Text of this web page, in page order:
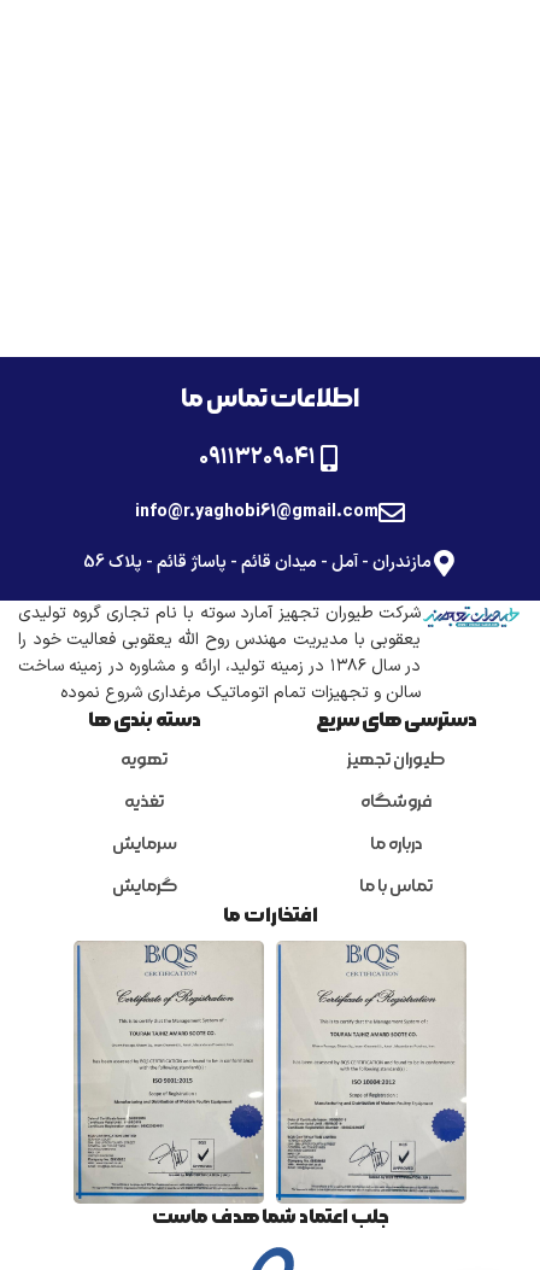
اطلاعات تماس ما
۰۹۱۱۳۲۰۹۰۴۱
info@r.yaghobi61@gmail.com
مازندران - آمل - میدان قائم - پاساژ قائم - پلاک 56
شرکت طیوران تجهیز آمارد سوته با نام تجاری گروه تولیدی
یعقوبی با مدیریت مهندس روح الله یعقوبی فعالیت خود را
در سال ۱۳۸۶ در زمینه تولید، ارائه و مشاوره در زمینه ساخت
سالن و تجهیزات تمام اتوماتیک مرغداری شروع نموده
دسترسی های سریع
طیوران تجهیز
فروشگاه
درباره ما
تماس با ما
دسته بندی ها
تهویه
تغذیه
سرمایش
گرمایش
افتخارات ما
جلب اعتماد شما هدف ماست